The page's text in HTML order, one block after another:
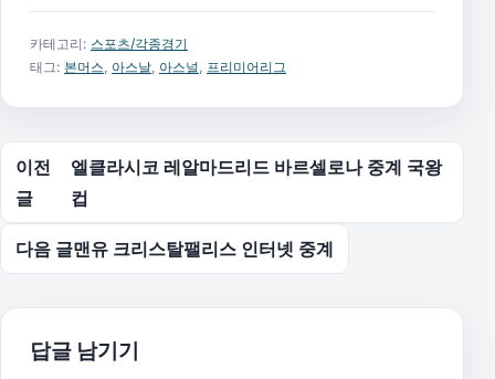
카테고리: 스포츠/각종경기
태그: 본머스 아스날 아스널 프리미어리그
글 탐색
이전
글
엘클라시코 레알마드리드 바르셀로나 중계 국왕
컵
다음 글맨유 크리스탈팰리스 인터넷 중계
답글 남기기